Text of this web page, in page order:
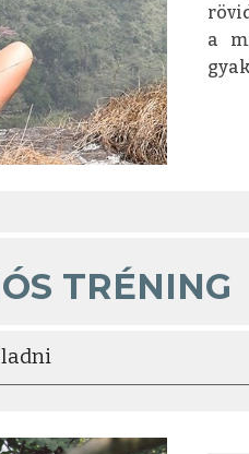
a
TRÉNING